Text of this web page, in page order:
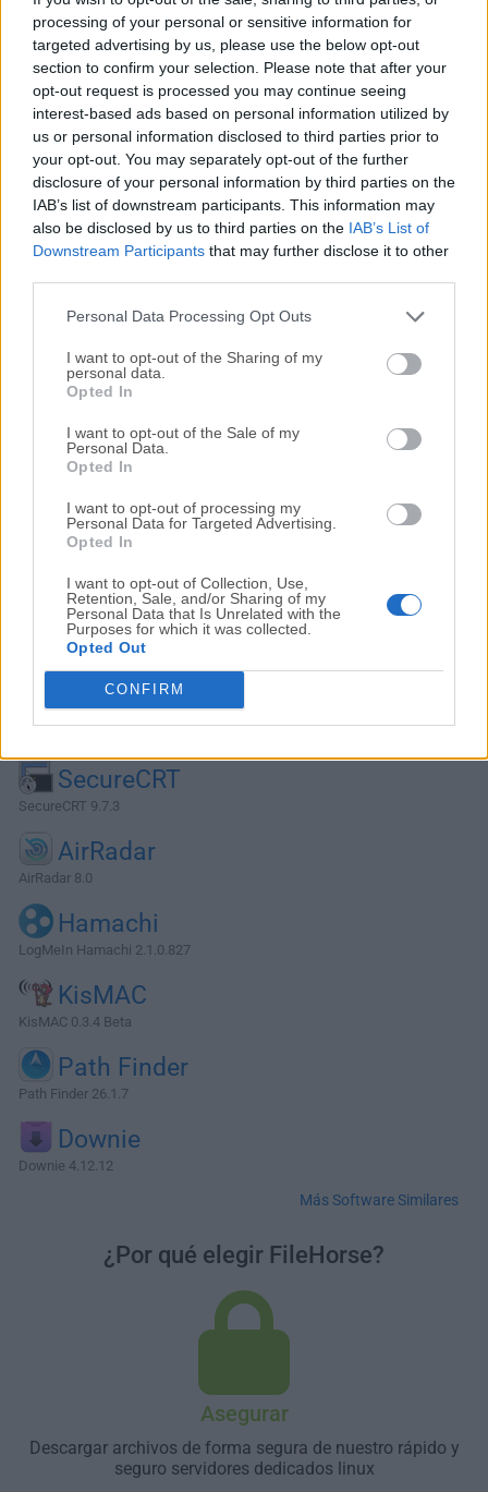
processing of your personal or sensitive information for
targeted advertising by us, please use the below opt-out
section to confirm your selection. Please note that after your
opt-out request is processed you may continue seeing
interest-based ads based on personal information utilized by
us or personal information disclosed to third parties prior to
your opt-out. You may separately opt-out of the further
disclosure of your personal information by third parties on the
IAB’s list of downstream participants. This information may
also be disclosed by us to third parties on the IAB’s List of
Downstream Participants that may further disclose it to other
Personal Data Processing Opt Outs
I want to opt-out of the Sharing of my
personal data.
Opted In
I want to opt-out of the Sale of my
Personal Data.
Opted In
I want to opt-out of processing my
Personal Data for Targeted Advertising.
Opted In
I want to opt-out of Collection, Use,
Retention, Sale, and/or Sharing of my
Personal Data that Is Unrelated with the
Purposes for which it was collected.
Opted Out
CONFIRM
funcionan las redes reales, todo ello sin necesidad de tener
hardware de red dedicado como routers y
switches.También se puede utilizar para experimentar con
funcionalidades o para verificar configuraciones que
necesitan ser implementadas posteriormente en
dispositivos reales.Construye, Diseña y Prueba tu red en un
entorno virtual libre de riesgos y accede a la comunidad de
redes más grande para obtener ayuda.Ya sea que estés
estudiando para tu primer examen de redes o construyendo
una red de telecomunicaciones a nivel estatal, GNS3 para
macOS ofrece una forma fácil de diseñar y construir redes
de cualquier tamaño sin necesidad de h...
Alternativas y Software Similar
SecureCRT
SecureCRT 9.7.3
AirRadar
AirRadar 8.0
Hamachi
LogMeIn Hamachi 2.1.0.827
KisMAC
KisMAC 0.3.4 Beta
Path Finder
Path Finder 26.1.7
Downie
Downie 4.12.12
Más Software Similares
¿Por qué elegir FileHorse?
Asegurar
Descargar archivos de forma segura de nuestro rápido y
seguro servidores dedicados linux